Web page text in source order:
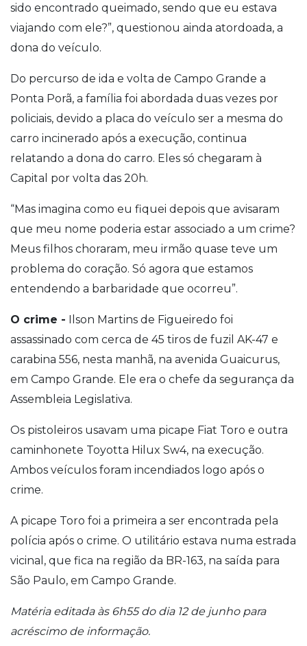
sido encontrado queimado, sendo que eu estava
viajando com ele?”, questionou ainda atordoada, a
dona do veículo.
Do percurso de ida e volta de Campo Grande a
Ponta Porã, a família foi abordada duas vezes por
policiais, devido a placa do veículo ser a mesma do
carro incinerado após a execução, continua
relatando a dona do carro. Eles só chegaram à
Capital por volta das 20h.
“Mas imagina como eu fiquei depois que avisaram
que meu nome poderia estar associado a um crime?
Meus filhos choraram, meu irmão quase teve um
problema do coração. Só agora que estamos
entendendo a barbaridade que ocorreu”.
O crime - Ilson Martins de Figueiredo foi
assassinado com cerca de 45 tiros de fuzil AK-47 e
carabina 556, nesta manhã, na avenida Guaicurus,
em Campo Grande. Ele era o chefe da segurança da
Assembleia Legislativa.
Os pistoleiros usavam uma picape Fiat Toro e outra
caminhonete Toyotta Hilux Sw4, na execução.
Ambos veículos foram incendiados logo após o
crime.
A picape Toro foi a primeira a ser encontrada pela
polícia após o crime. O utilitário estava numa estrada
vicinal, que fica na região da BR-163, na saída para
São Paulo, em Campo Grande.
Matéria editada às 6h55 do dia 12 de junho para
acréscimo de informação.